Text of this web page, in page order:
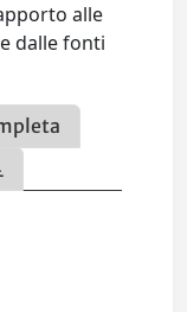
alle
dalle fonti